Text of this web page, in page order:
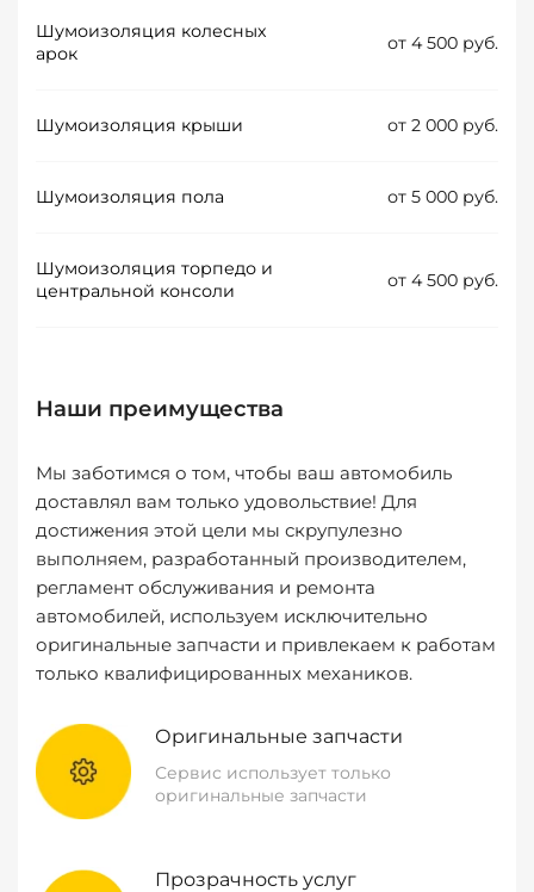
Шумоизоляция колесных
арок
от 4 500 руб.
Шумоизоляция крыши от 2 000 руб.
Шумоизоляция пола от 5 000 руб.
Шумоизоляция торпедо и
центральной консоли
от 4 500 руб.
Наши преимущества
Мы заботимся о том, чтобы ваш автомобиль
доставлял вам только удовольствие! Для
достижения этой цели мы скрупулезно
выполняем, разработанный производителем,
регламент обслуживания и ремонта
автомобилей, используем исключительно
оригинальные запчасти и привлекаем к работам
только квалифицированных механиков.
Оригинальные запчасти
Сервис использует только
оригинальные запчасти
Прозрачность услуг